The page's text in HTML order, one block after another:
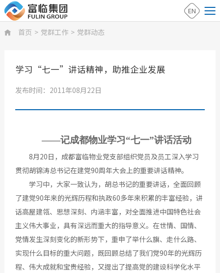
EN
 首页 > 党群工作 > 党群动态
学习“七一”讲话精神，助推企业发展
发布时间：2011年08月22日
——记成都物业学习“七一”讲话活动
8月20日，成都富临物业党支部组织党员及员工深入学习
贯彻胡锦涛总书记在建党90周年大会上的重要讲话精神。
学习中，大家一致认为，胡总书记的重要讲话，全面回顾
了建党90年来的光辉历程和执政60多年来积累的丰富经验，讲
话高屋建瓴、思想深刻、内涵丰富，对全面推进中国特色社会
主义伟大事业，具有深远而重大的指导意义。在世情、国情、
党情发生深刻变化的新形势下，重申了举什么旗、走什么路、
实现什么目标的重大问题，既回顾总结了我们党90年的光辉历
程、伟大成就和宝贵经验，又提出了提高党的建设科学化水平